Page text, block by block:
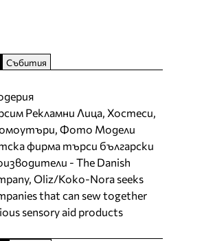
Събития
Рекламни Лица, Хостеси,
Фото Модели
фирма търси български
- The Danish
Oliz/Koko-Nora seeks
that can sew together
sensory aid products